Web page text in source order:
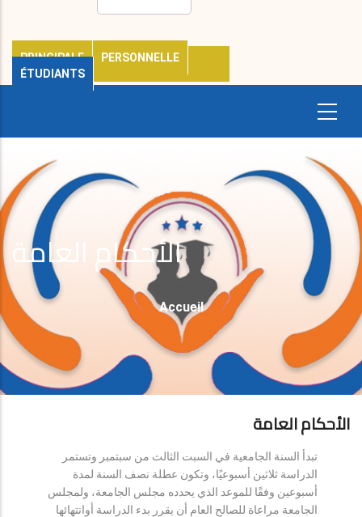
PRINCIPALE
PERSONNELLE
ÉTUDIANTS
الأحكام العامة
Fil
D'Ariane
Accueil
الأحكام العامة
تبدأ السنة الجامعية في السبت الثالث من سبتمبر وتستمر
الدراسة ثلاثين أسبوعيًا، وتكون عطلة نصف السنة لمدة
أسبوعين وفقًا للموعد الذي يحدده مجلس الجامعة، ولمجلس
الجامعة مراعاة للصالح العام أن يقرر بدء الدراسة أوانتهائها